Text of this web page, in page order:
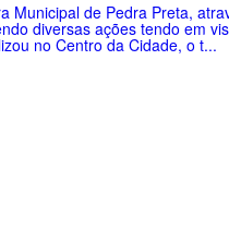
Municipal de Pedra Preta,
diversas ações tendo em
no Centro da Cidade, o t...